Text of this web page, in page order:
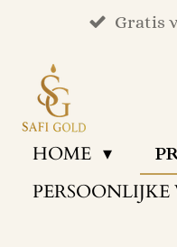
naar
hoofdinhoud
Gratis
HOME